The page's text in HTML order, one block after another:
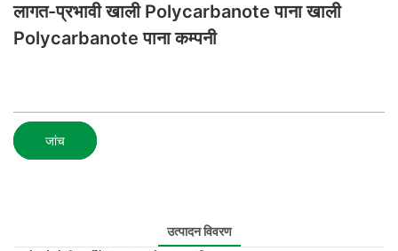
लागत-प्रभावी खाली Polycarbanote पाना खाली
Polycarbanote पाना कम्पनी
जांच
उत्पादन विवरण